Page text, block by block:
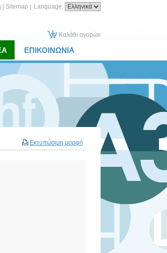
Language:
Sitemap
Καλάθι αγορών
ΕΠΙΚΟΙΝΩΝΙΑ
Εκτυπώσιμη μορφή